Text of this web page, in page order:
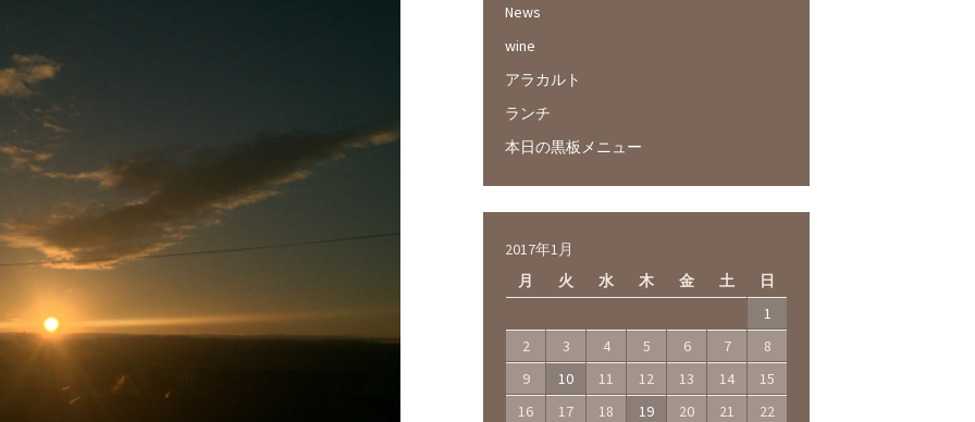
News
wine
アラカルト
ランチ
本日の黒板メニュー
2017年1月
月
火 水 木 金 土 日
1
2
3 4 5 6 7
8
9
10 11 12 13 14
15
16
17 18 19 20 21
22